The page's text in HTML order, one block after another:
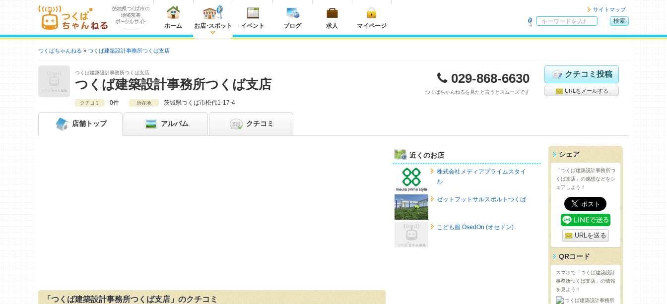
ホーム お店・スポット イベント ブログ 求人 マイページ
サイトマップ
内
索
検索
つくばちゃんねる つくば建築設計事務所つくば支店
つくば建築設計事務所つくば支店
つくば建築設計事務所つくば支店 029-868-6630
つくばちゃんねるを見たと言うとスムーズです
クチコミ投稿
URLをメールする
クチコミ 0件 所在地 茨城県つくば市松代1-17-4
店舗 トップ アルバム クチコミ
「つくば建築設計事務所つくば支店」のクチコミ
近くのお店
株式会社メディアプライムスタイ
ル
ゼットフットサルスポルトつくば
こども服 OsedOn (オセドン)
シェア
「つくば建築設計事務所つ
くば支店」の感想などをシ
ェアしよう！
URLを送る
QRコード
スマホで「つくば建築設計
事務所つくば支店」の情報
を見よう！